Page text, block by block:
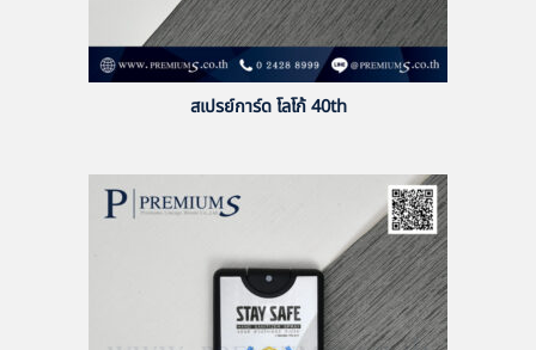
สเปรย์การ์ด โลโก้ 40th